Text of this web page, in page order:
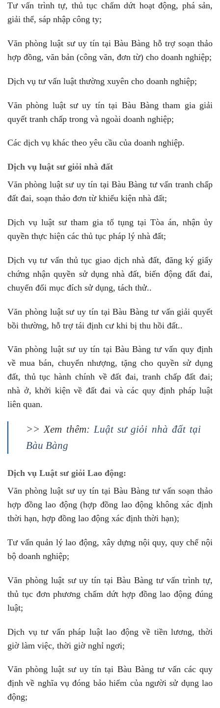
Tư vấn trình tự, thủ tục chấm dứt hoạt động, phá sản,
giải thể, sáp nhập công ty;
Văn phòng luật sư uy tín tại Bàu Bàng hỗ trợ soạn thảo
hợp đồng, văn bản (công văn, đơn từ) cho doanh nghiệp;
Dịch vụ tư vấn luật thường xuyên cho doanh nghiệp;
Văn phòng luật sư uy tín tại Bàu Bàng tham gia giải
quyết tranh chấp trong và ngoài doanh nghiệp;
Các dịch vụ khác theo yêu cầu của doanh nghiệp.
Dịch vụ luật sư giỏi nhà đất
Văn phòng luật sư uy tín tại Bàu Bàng tư vấn tranh chấp
đất đai, soạn thảo đơn từ khiếu kiện nhà đất;
Dịch vụ luật sư tham gia tố tụng tại Tòa án, nhận ủy
quyền thực hiện các thủ tục pháp lý nhà đất;
Dịch vụ tư vấn thủ tục giao dịch nhà đất, đăng ký giấy
chứng nhận quyền sử dụng nhà đất, biến động đất đai,
chuyển đổi mục đích sử dụng, tách thử..
Văn phòng luật sư uy tín tại Bàu Bàng tư vấn giải quyết
bồi thường, hỗ trợ tái định cư khi bị thu hồi đất..
Văn phòng luật sư uy tín tại Bàu Bàng tư vấn quy định
về mua bán, chuyển nhượng, tặng cho quyền sử dụng
đất, thủ tục hành chính về đất đai, tranh chấp đất đai;
nhà ở, khởi kiện về đất đai và các quy định pháp luật
liên quan.
>> Xem thêm: Luật sư giỏi nhà đất tại
Bàu Bàng
Dịch vụ Luật sư giỏi Lao động:
Văn phòng luật sư uy tín tại Bàu Bàng tư vấn soạn thảo
hợp đồng lao động (hợp đồng lao động không xác định
thời hạn, hợp đồng lao động xác định thời hạn);
Tư vấn quản lý lao động, xây dựng nội quy, quy chế nội
bộ doanh nghiệp;
Văn phòng luật sư uy tín tại Bàu Bàng tư vấn trình tự,
thủ tục đơn phương chấm dứt hợp đồng lao động đúng
luật;
Dịch vụ tư vấn pháp luật lao động về tiền lương, thời
giờ làm việc, thời giờ nghỉ ngơi;
Văn phòng luật sư uy tín tại Bàu Bàng tư vấn các quy
định về nghĩa vụ đóng bảo hiểm của người sử dụng lao
động;